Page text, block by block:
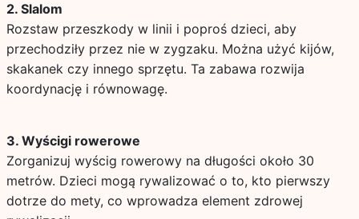
2. Slalom
Rozstaw przeszkody w linii i poproś dzieci, aby
przechodziły przez nie w zygzaku. Można użyć kijów,
skakanek czy innego sprzętu. Ta zabawa rozwija
koordynację i równowagę.
3. Wyścigi rowerowe
Zorganizuj wyścig rowerowy na długości około 30
metrów. Dzieci mogą rywalizować o to, kto pierwszy
dotrze do mety, co wprowadza element zdrowej